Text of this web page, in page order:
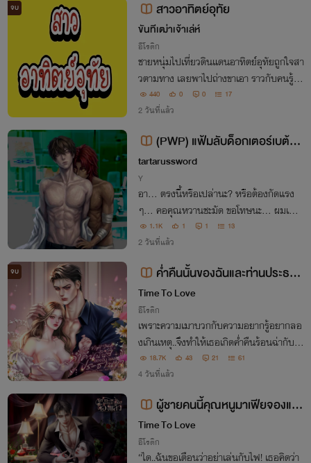
จบ สาวอาทิตย์อุทัย
ขันทีเฒ่าเจ้าเล่ห์
อีโรติก
ชายหนุ่มไปเที่ยวดินแดนอาทิตย์อุทัยถูกใจสา
วตามทาง เลยพาไปถ่างขาเอา ราวกับคนรู้จัก
กันมานาน
440 0 0 17
2 วันที่แล้ว
(PWP) แฟ้มลับด็อกเตอร์เบต้าที่
ถูกอีนิกม่าตีตรา
tartarussword
Y
อา... ตรงนี้หรือเปล่านะ? หรือต้องกัดแรง
ๆ... คอคุณหวานชะมัด ขอโทษนะ... ผมเพิ่ง
ทำพันธะครั้งแรก เลยทำไม่คล่องน่ะ เอาเป็น
ว่ากัดเยอะๆ น่าจะถูกสักจุด อยากให้คุณสอน
ผมจังด็อกเตอร์ แต่คนที่ผมต้องกัดคือคุณน่ะ
สิ
1.1K 1 1 13
2 วันที่แล้ว
จบ
ค่ำคืนนั้นของฉันและท่านประธาน
ขา
Time To Love
อีโรติก
เพราะความเมาบวกกับความอยากรู้อยากลอ
งเกินเหตุ..จึงทำให้เธอเกิดค่ำคืนร้อนฉ่ากับค
นแปลกหน้า (ซึ่งเขาคนนั้น..ก็คือท่านประธา
นคนใหม่ของเธอนั่นเอง!)
18.7K 43 21 61
4 วันที่แล้ว
ผู้ชายคนนี้คุณหนูมาเฟียจองแล้
ว [เซตมาเฟียรุ่นลูก] NC25+++[เจโ
รม+ไดอาน่า] กินดุ เก็บทรง คลั่ง เย็น
Time To Love
อีโรติก
“ได..ฉันขอเตือนว่าอย่าเล่นกับไฟ! เธอคิดว่า